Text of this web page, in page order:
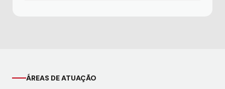
ÁREAS DE ATUAÇÃO